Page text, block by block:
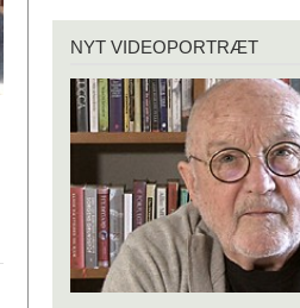
videoportræt
NYT VIDEOPORTRÆT